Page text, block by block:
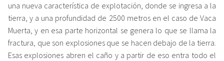
una nueva característica de explotación, donde se ingresa a la
tierra, y a una profundidad de 2500 metros en el caso de Vaca
Muerta, y en esa parte horizontal se genera lo que se llama la
fractura, que son explosiones que se hacen debajo de la tierra.
Esas explosiones abren el caño y a partir de eso entra todo el